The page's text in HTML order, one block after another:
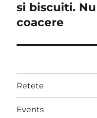
post:
si biscuiti.
coacere
Retete
Events